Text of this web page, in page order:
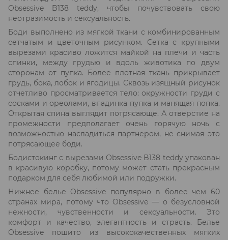
Obsessive B138 teddy, чтобы почувствовать свою
неотразимость и сексуальность.
Боди выполнено из мягкой ткани с комбинированным
сетчатым и цветочным рисунком. Сетка с крупными
вырезами красиво ложится майкой на плечи и часть
спинки, между грудью и вдоль животика по двум
сторонам от пупка. Более плотная ткань прикрывает
грудь, бока, лобок и ягодицы. Сквозь изящный рисунок
отчетливо просматривается тело: окружности груди с
сосками и ореолами, впадинка пупка и манящая попка.
Открытая спина выглядит потрясающе. А отверстие на
промежности предполагает очень горячую ночь с
возможностью насладиться партнером, не снимая это
потрясающее боди.
Бодистокинг с вырезами Obsessive B138 teddy упакован
в красивую коробку, потому может стать прекрасным
подарком для себя любимой или подружки.
Нижнее белье Obsessive популярно в более чем 60
странах мира, потому что Obsessive — о безусловной
нежности, чувственности и сексуальности. Это
комфорт и качество, элегантность и страсть. Белье
Obsessive пошито из высококачественных мягких